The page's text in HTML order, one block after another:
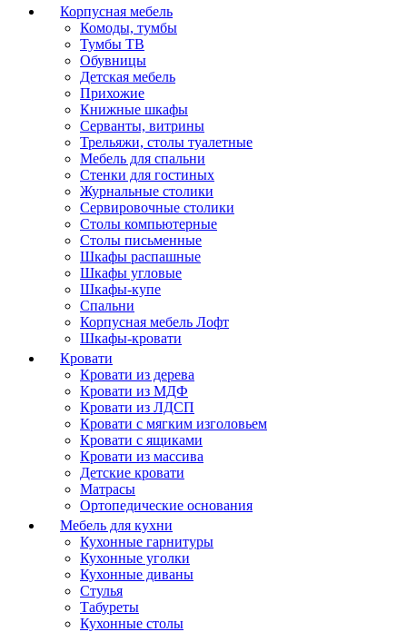
Корпусная мебель
Комоды, тумбы
Тумбы ТВ
Обувницы
Детская мебель
Прихожие
Книжные шкафы
Серванты, витрины
Трельяжи, столы туалетные
Мебель для спальни
Стенки для гостиных
Журнальные столики
Сервировочные столики
Столы компьютерные
Столы письменные
Шкафы распашные
Шкафы угловые
Шкафы-купе
Спальни
Корпусная мебель Лофт
Шкафы-кровати
Кровати
Кровати из дерева
Кровати из МДФ
Кровати из ЛДСП
Кровати с мягким изголовьем
Кровати с ящиками
Кровати из массива
Детские кровати
Матрасы
Ортопедические основания
Мебель для кухни
Кухонные гарнитуры
Кухонные уголки
Кухонные диваны
Стулья
Табуреты
Кухонные столы